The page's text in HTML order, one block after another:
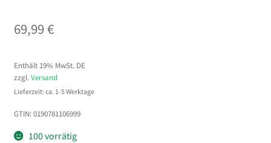
69,99€
Enthält 19% MwSt. DE
zzgl. Versand
Lieferzeit: ca. 1-5 Werktage
GTIN: 0190781106999
100 vorrätig